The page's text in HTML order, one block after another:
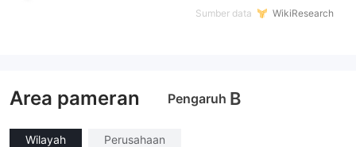
Sumber data WikiResearch
Area pameran Pengaruh B
Wilayah Perusahaan